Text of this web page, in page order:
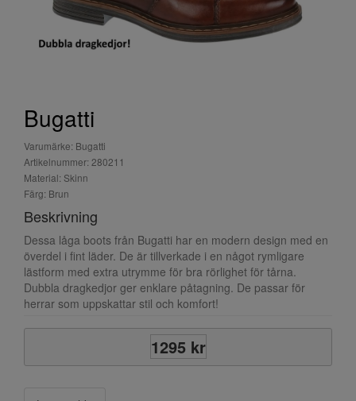
Bugatti
Varumärke: Bugatti
Artikelnummer: 280211
Material: Skinn
Färg: Brun
Beskrivning
Dessa låga boots från Bugatti har en modern design med en
överdel i fint läder. De är tillverkade i en något rymligare
lästform med extra utrymme för bra rörlighet för tårna.
Dubbla dragkedjor ger enklare påtagning. De passar för
herrar som uppskattar stil och komfort!
1295 kr